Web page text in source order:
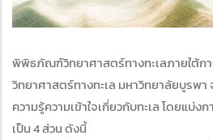
พิพิธภัณฑ์วิทยาศาสตร์ทางทะเลภายใต้ก
วิทยาศาสตร์ทางทะเล มหาวิทยาลัยบูรพ
ความรู้ความเข้าใจเกี่ยวกับทะเล โดยแบ่
เป็น 4 ส่วน ดังนี้